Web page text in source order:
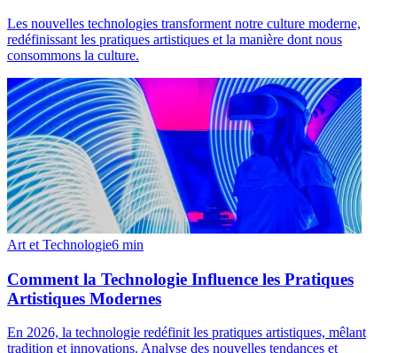
Les nouvelles technologies transforment notre culture moderne,
redéfinissant les pratiques artistiques et la manière dont nous
consommons la culture.
Art et Technologie6 min
Comment la Technologie Influence les Pratiques
Artistiques Modernes
En 2026, la technologie redéfinit les pratiques artistiques, mêlant
tradition et innovations. Analyse des nouvelles tendances et